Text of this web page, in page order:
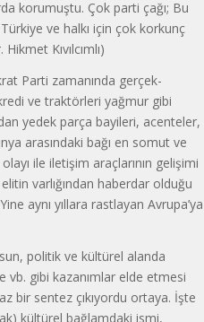
korumuştu. Çok parti çağı; Bu
ve halkı için çok korkunç
Kıvıl­cımlı)
Parti zamanında gerçek­
ve traktörleri yağmur gibi
yedek parça bayileri, acenteler,
arasındaki bağı en somut ve
ile iletişim araçlarının gelişimi
varlığın­dan haberdar olduğu
aynı yıllara rastlayan Avrupa’ya
politik ve kültürel alan­da
gibi kazanımlar el­de etmesi
bir sentez çıkı­yordu ortaya. İşte
kültürel bağlamdaki ismi,